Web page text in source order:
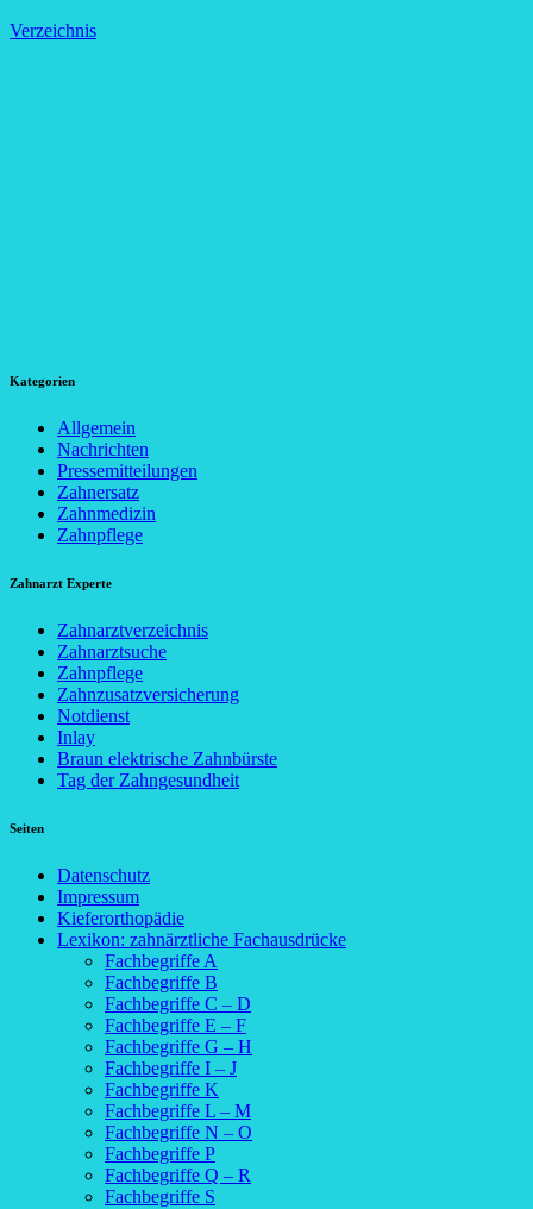
Verzeichnis
Kategorien
Allgemein
Nachrichten
Pressemitteilungen
Zahnersatz
Zahnmedizin
Zahnpflege
Zahnarzt Experte
Zahnarztverzeichnis
Zahnarztsuche
Zahnpflege
Zahnzusatzversicherung
Notdienst
Inlay
Braun elektrische Zahnbürste
Tag der Zahngesundheit
Seiten
Datenschutz
Impressum
Kieferorthopädie
Lexikon: zahnärztliche Fachausdrücke
Fachbegriffe A
Fachbegriffe B
Fachbegriffe C – D
Fachbegriffe E – F
Fachbegriffe G – H
Fachbegriffe I – J
Fachbegriffe K
Fachbegriffe L – M
Fachbegriffe N – O
Fachbegriffe P
Fachbegriffe Q – R
Fachbegriffe S